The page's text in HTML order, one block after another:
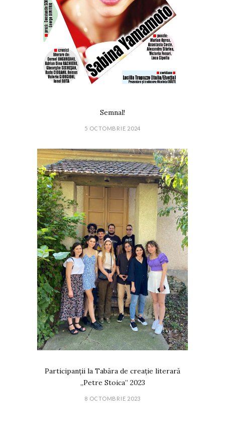
Semnal!
5 OCTOMBRIE 2024
Participanții la Tabăra de creație literară
„Petre Stoica” 2023
8 OCTOMBRIE 2023